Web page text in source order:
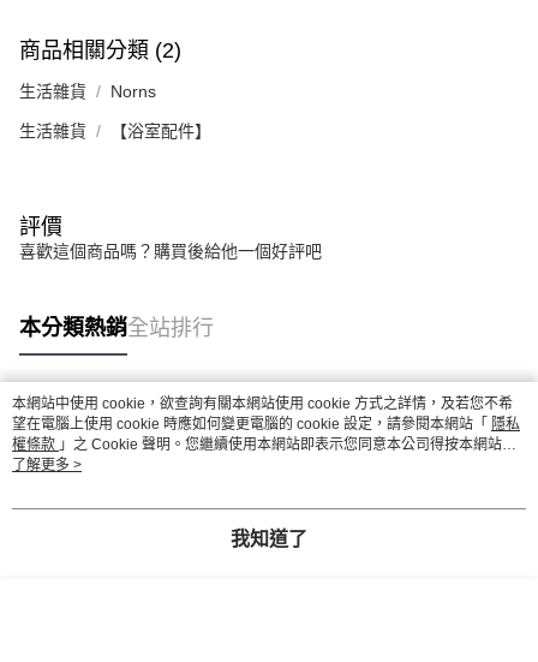
商品相關分類 (2)
生活雜貨 Norns
生活雜貨 【浴室配件】
評價
喜歡這個商品嗎？購買後給他一個好評吧
本分類熱銷全站排行
熱門標籤
本網站中使用 cookie，欲查詢有關本網站使用 cookie 方式之詳情，及若您不希
望在電腦上使用 cookie 時應如何變更電腦的 cookie 設定，請參閱本網站「 隱私
權條款 」之 Cookie 聲明。您繼續使用本網站即表示您同意本公司得按本網站使
用條款之 Cookie 聲明使用 cookie。
了解更多 >
我知道了